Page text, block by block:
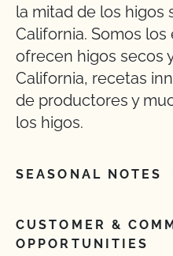
la mitad de los higos
California. Somos
ofrecen higos secos
California, recetas
de productores y
los higos.
SEASONAL NOTES
CUSTOMER &
OPPORTUNITIES